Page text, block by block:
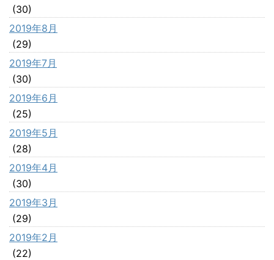
(30)
2019年8月
(29)
2019年7月
(30)
2019年6月
(25)
2019年5月
(28)
2019年4月
(30)
2019年3月
(29)
2019年2月
(22)